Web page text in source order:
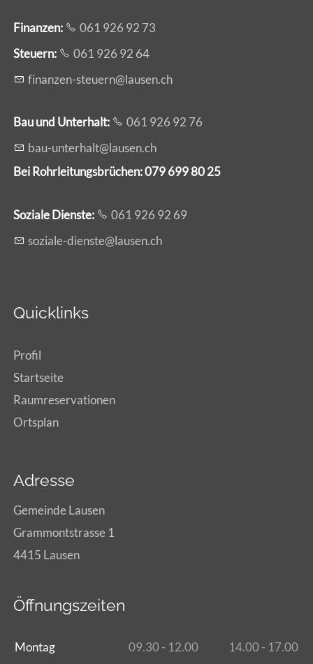
Finanzen:
061 926 92 73
Steuern:
061 926 92 64
f n nz n-st rn l s nch
Bau und Unterhalt:
061 926 92 76
b
- nt rh lt l s nch
Bei Rohrleitungsbrüchen: 079 699 80 25
Soziale Dienste:
061 926 92 69
s z l -d nst l s nch
Quicklinks
Profil
Startseite
Raumreservationen
Ortsplan
Adresse
Gemeinde Lausen
Grammontstrasse 1
4415 Lausen
Öffnungszeiten
Montag 09.30 - 12.00
14.00 - 17.00